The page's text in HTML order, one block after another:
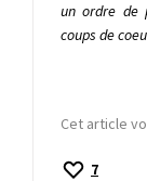
un ordre de
coups de
Cet article
7